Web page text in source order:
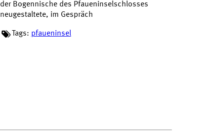
der Bogennische des Pfaueninselschlosses
neugestaltete, im Gespräch
Tags: pfaueninsel